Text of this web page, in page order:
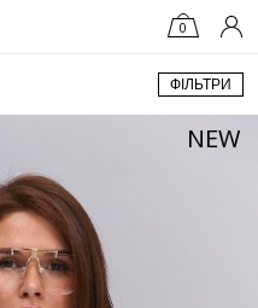
0
ФІЛЬТРИ
NEW